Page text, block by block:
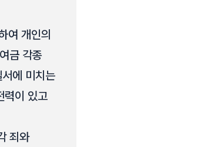
여 개인의
금 각종
에 미치는
력이 있고
죄와